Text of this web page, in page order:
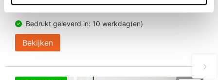
vanaf € 1,86
Bedrukt geleverd in: 10 werkdag(en)
Bekijken